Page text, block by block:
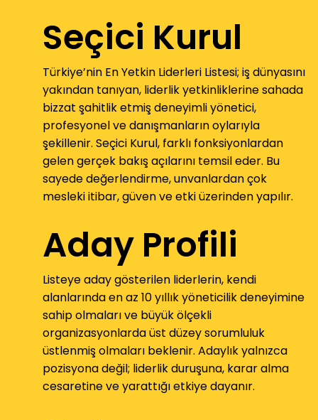
Seçici Kurul
Türkiye’nin En Yetkin Liderleri Listesi; iş dünyasını
yakından tanıyan, liderlik yetkinliklerine sahada
bizzat şahitlik etmiş deneyimli yönetici,
profesyonel ve danışmanların oylarıyla
şekillenir. Seçici Kurul, farklı fonksiyonlardan
gelen gerçek bakış açılarını temsil eder. Bu
sayede değerlendirme, unvanlardan çok
mesleki itibar, güven ve etki üzerinden yapılır.
Aday Profili
Listeye aday gösterilen liderlerin, kendi
alanlarında en az 10 yıllık yöneticilik deneyimine
sahip olmaları ve büyük ölçekli
organizasyonlarda üst düzey sorumluluk
üstlenmiş olmaları beklenir. Adaylık yalnızca
pozisyona değil; liderlik duruşuna, karar alma
cesaretine ve yarattığı etkiye dayanır.